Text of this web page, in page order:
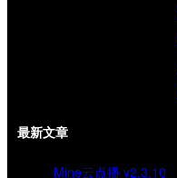
最新文章
Mine云点播 v2.3.10